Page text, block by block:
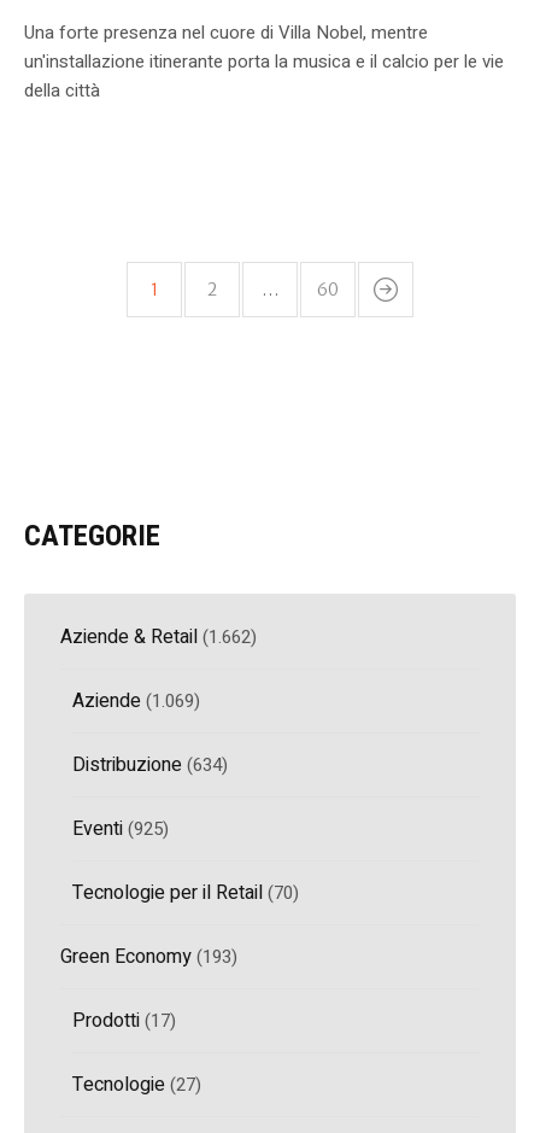
Una forte presenza nel cuore di Villa Nobel, mentre
un'installazione itinerante porta la musica e il calcio per le vie
della città
1 2 … 60
CATEGORIE
Aziende & Retail(1.662)
Aziende(1.069)
Distribuzione(634)
Eventi(925)
Tecnologie per il Retail(70)
Green Economy(193)
Prodotti(17)
Tecnologie(27)